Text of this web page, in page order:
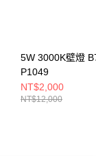
5W 3000K壁燈
P1049
NT$2,000
NT$12,000